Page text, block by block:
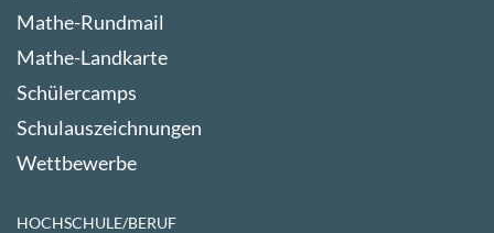
Mathe-Rundmail
Mathe-Landkarte
Schülercamps
Schulauszeichnungen
Wettbewerbe
HOCHSCHULE/BERUF